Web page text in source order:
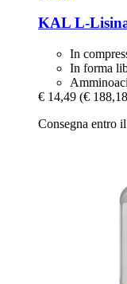
KAL L-​
In
In forma
€ 14,49 (€
Consegna entro